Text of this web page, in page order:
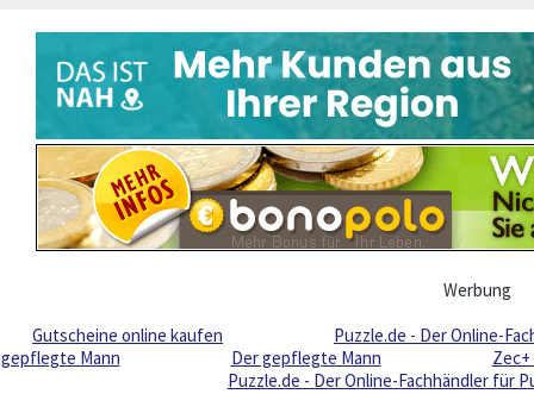
Werbung
Gutscheine online kaufen
Puzzle.de - Der Online-
gepflegte Mann
Der gepflegte Mann
Puzzle.de - Der Online-Fachhändler für